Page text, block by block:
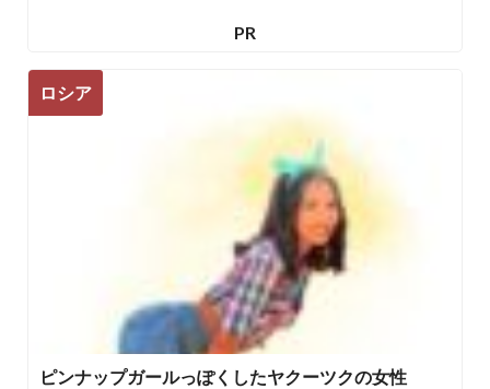
PR
ロシア
ピンナップガールっぽくしたヤクーツクの女性